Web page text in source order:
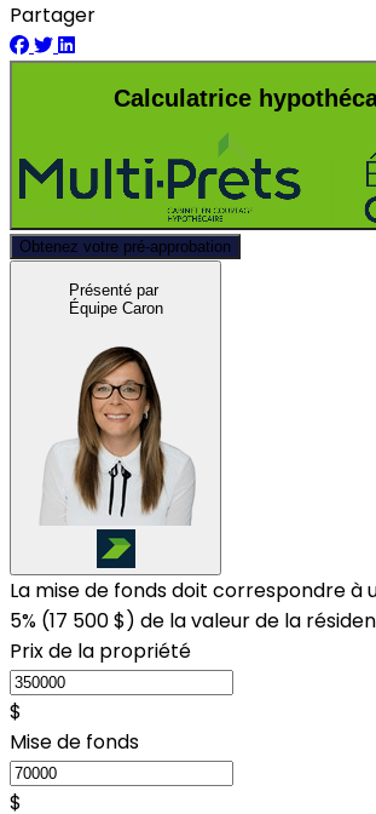
Partager
Calculatrice
Obtenez votre pré-approbation
Présenté par
Équipe Caron
La mise de fonds doit correspondre à
5% (17 500 $) de la valeur de la
Prix de la propriété
$
Mise de fonds
$